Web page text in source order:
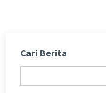
Cari Berita